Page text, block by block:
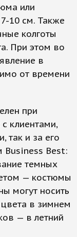
или
10 см. Также
колготы
При этом во
в
от времени
при
клиентами,
так и за его
Business Best:
темных
— костюмы
могут носить
в зимнем
— в летний